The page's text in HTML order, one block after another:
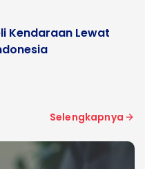
Kendaraan Lewat
Selengkapnya